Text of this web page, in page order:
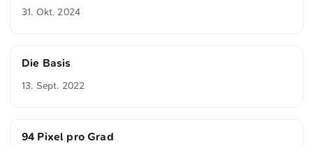
31. Okt. 2024
Die Basis
13. Sept. 2022
94 Pixel pro Grad